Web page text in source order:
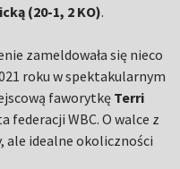
(20-1, 2 KO).
zameldowała się nieco
roku w spektakularnym
faworytkę Terri
federacji WBC. O walce z
ale idealne okoliczności